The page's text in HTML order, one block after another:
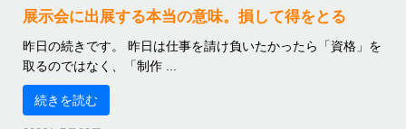
展示会に出展する本当の意味。損して得をとる
昨日の続きです。 昨日は仕事を請け負いたかったら「資格」を
取るのではなく、「制作 ...
続きを読む